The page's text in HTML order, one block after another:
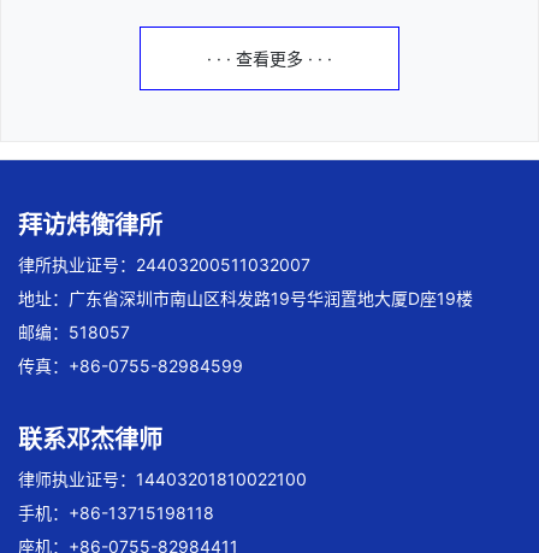
· · · 查看更多 · · ·
拜访炜衡律所
律所执业证号：24403200511032007
地址：广东省深圳市南山区科发路19号华润置地大厦D座19楼
邮编：518057
传真：+86-0755-82984599
联系邓杰律师
律师执业证号：14403201810022100
手机：+86-13715198118
座机：+86-0755-82984411